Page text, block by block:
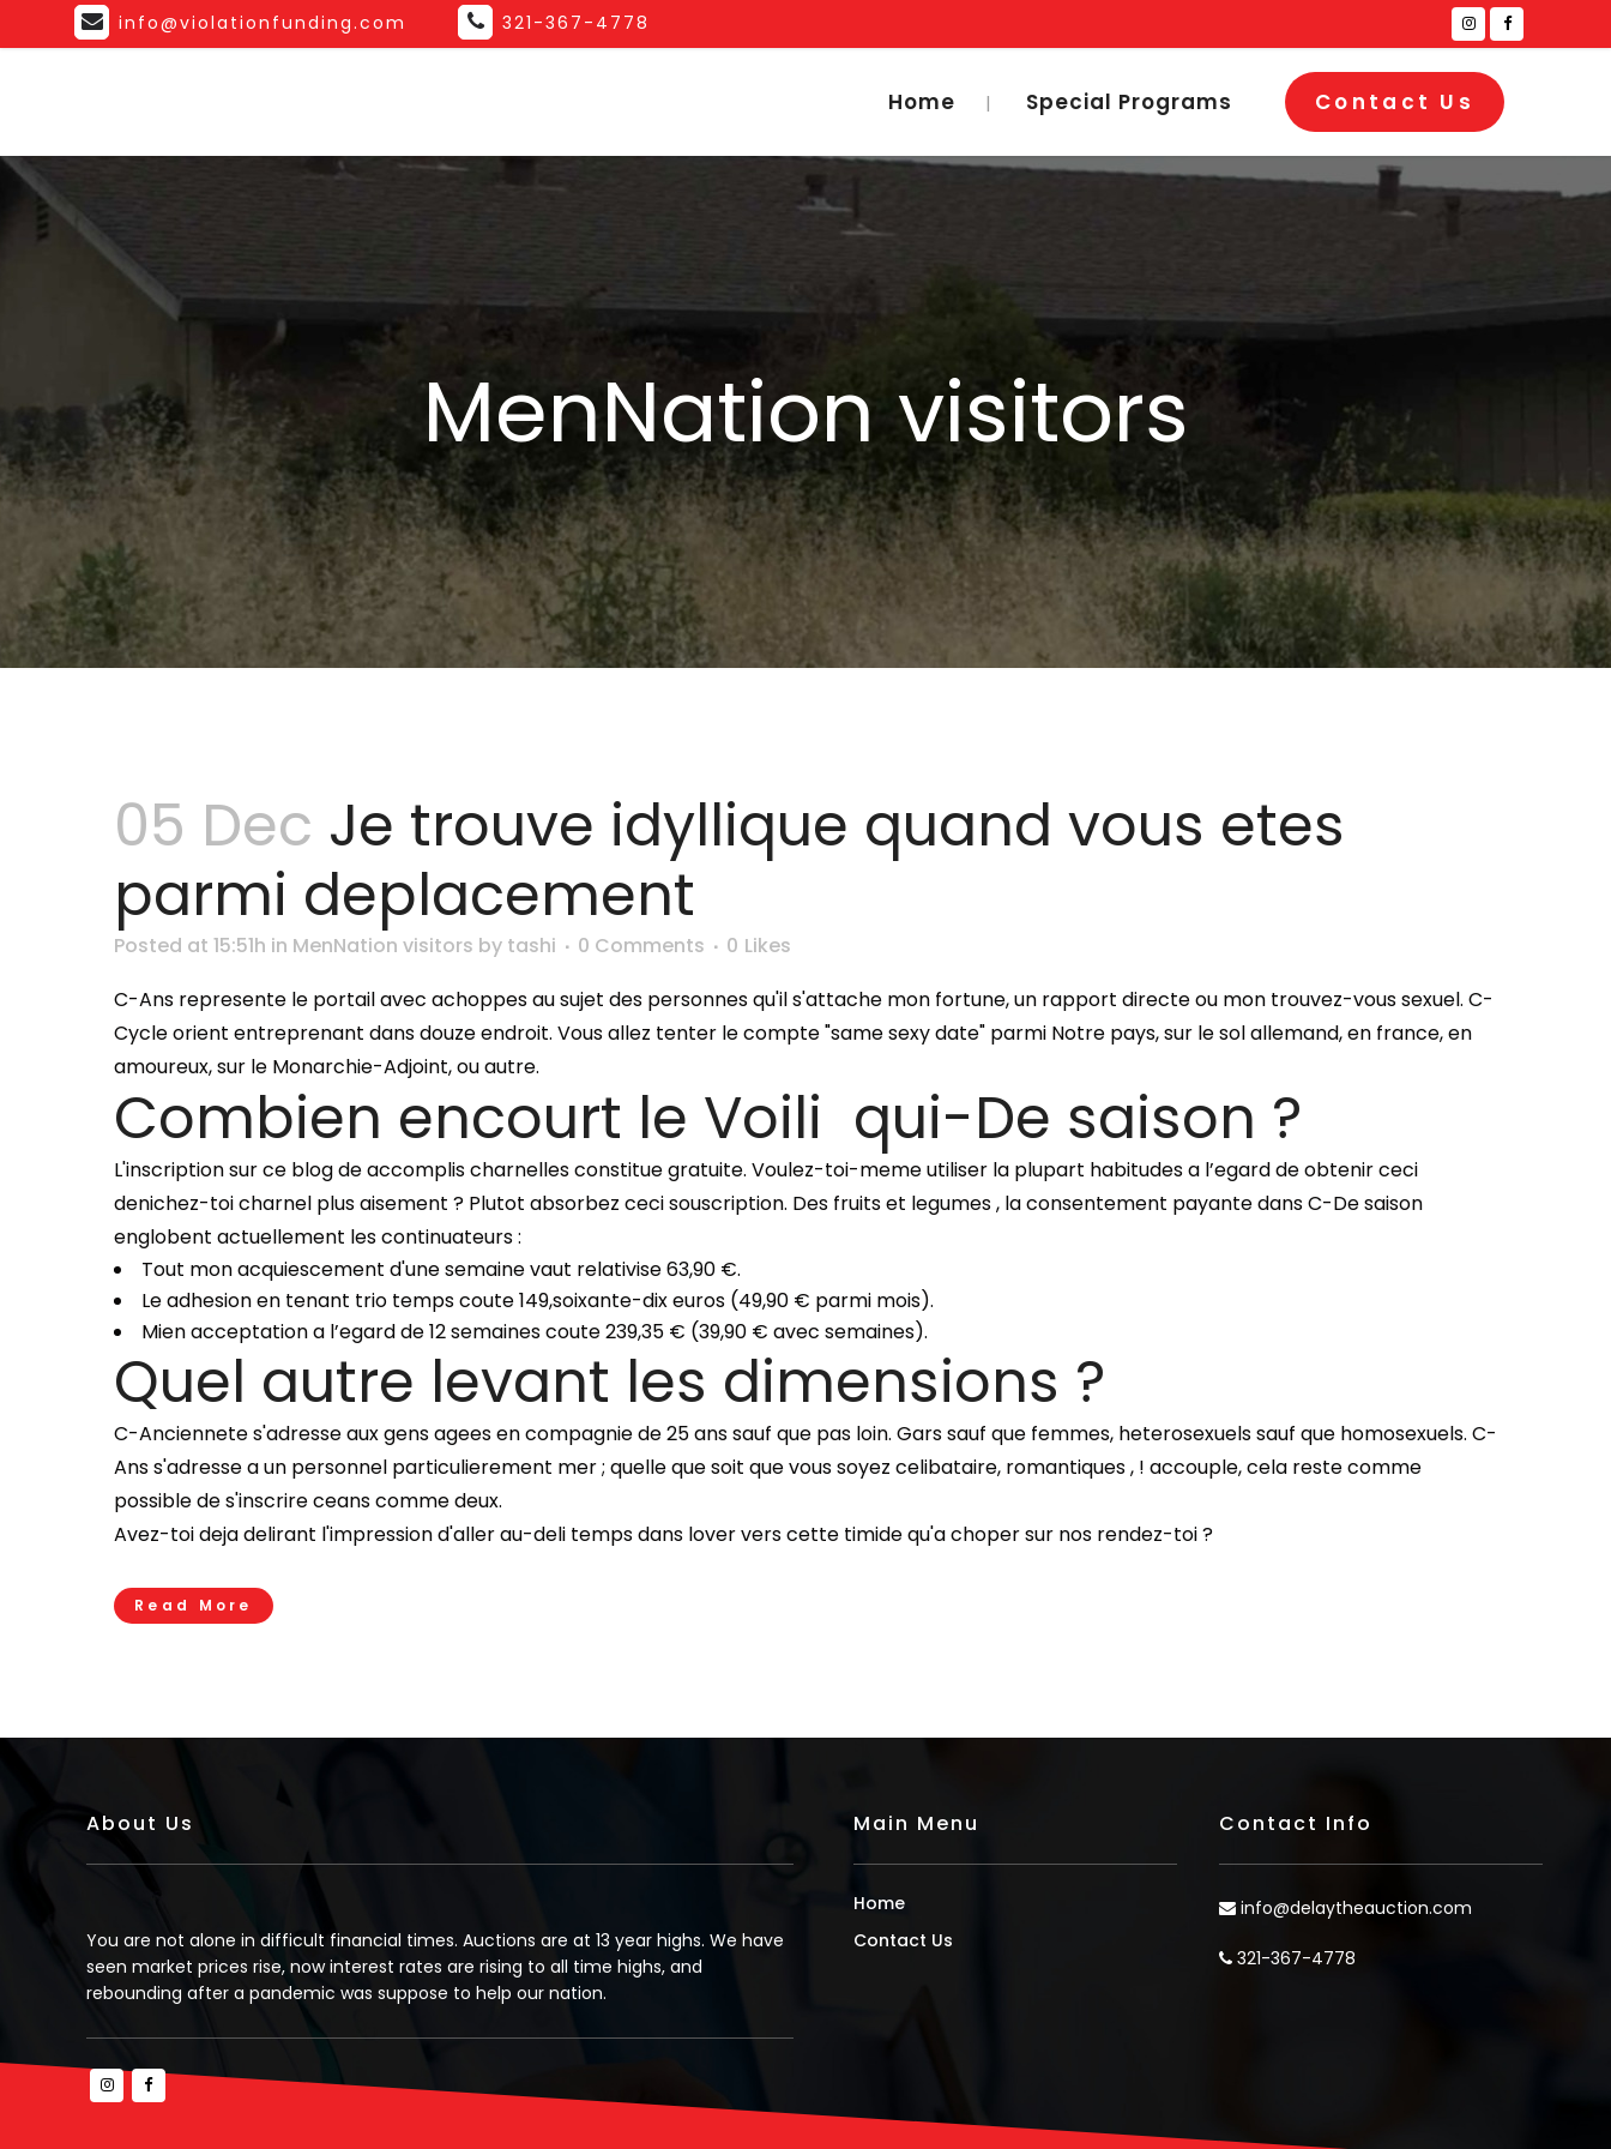
info@violationfunding.com 321-367-4778
Contact Us
Home Special Programs
MenNation visitors
05 Dec Je trouve idyllique quand vous etes
parmi deplacement
Posted at 15:51h in MenNation visitors by tashi 0 Comments 0 Likes
C-Ans represente le portail avec achoppes au sujet des personnes qu'il s'attache mon fortune, un rapport directe ou mon trouvez-vous sexuel. C-
Cycle orient entreprenant dans douze endroit. Vous allez tenter le compte "same sexy date" parmi Notre pays, sur le sol allemand, en france, en
amoureux, sur le Monarchie-Adjoint, ou autre.
Combien encourt le Voili qui-De saison ?
L'inscription sur ce blog de accomplis charnelles constitue gratuite. Voulez-toi-meme utiliser la plupart habitudes a l’egard de obtenir ceci
denichez-toi charnel plus aisement ? Plutot absorbez ceci souscription. Des fruits et legumes , la consentement payante dans C-De saison
englobent actuellement les continuateurs :
Tout mon acquiescement d'une semaine vaut relativise 63,90 €.
Le adhesion en tenant trio temps coute 149,soixante-dix euros (49,90 € parmi mois).
Mien acceptation a l’egard de 12 semaines coute 239,35 € (39,90 € avec semaines).
Quel autre levant les dimensions ?
C-Anciennete s'adresse aux gens agees en compagnie de 25 ans sauf que pas loin. Gars sauf que femmes, heterosexuels sauf que homosexuels. C-
Ans s'adresse a un personnel particulierement mer ; quelle que soit que vous soyez celibataire, romantiques , ! accouple, cela reste comme
possible de s'inscrire ceans comme deux.
Avez-toi deja delirant l'impression d'aller au-deli temps dans lover vers cette timide qu'a choper sur nos rendez-toi ?
Read More
About Us
You are not alone in difficult financial times. Auctions are at 13 year highs. We have
seen market prices rise, now interest rates are rising to all time highs, and
rebounding after a pandemic was suppose to help our nation.
Main Menu
Home
Contact Us
Contact Info
info@delaytheauction.com
321-367-4778